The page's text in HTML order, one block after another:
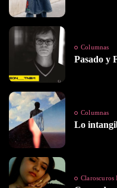
Columnas
Pasado y
Columnas
Lo
Claroscuros